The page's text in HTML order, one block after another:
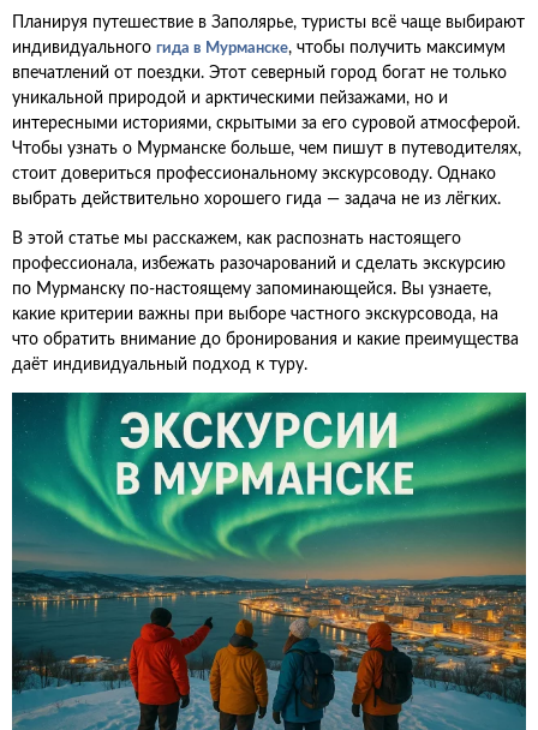
Планируя путешествие в Заполярье, туристы всё чаще выбирают
индивидуального гида в Мурманске, чтобы получить максимум
впечатлений от поездки. Этот северный город богат не только
уникальной природой и арктическими пейзажами, но и
интересными историями, скрытыми за его суровой атмосферой.
Чтобы узнать о Мурманске больше, чем пишут в путеводителях,
стоит довериться профессиональному экскурсоводу. Однако
выбрать действительно хорошего гида — задача не из лёгких.
В этой статье мы расскажем, как распознать настоящего
профессионала, избежать разочарований и сделать экскурсию
по Мурманску по-настоящему запоминающейся. Вы узнаете,
какие критерии важны при выборе частного экскурсовода, на
что обратить внимание до бронирования и какие преимущества
даёт индивидуальный подход к туру.